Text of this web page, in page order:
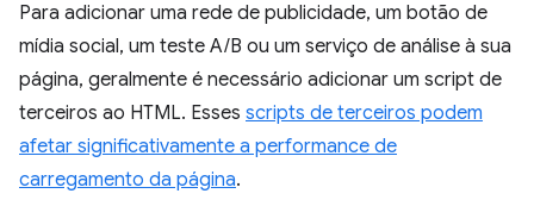
Para adicionar uma rede de publicidade, um botão de
mídia social, um teste A/B ou um serviço de análise à sua
página, geralmente é necessário adicionar um script de
terceiros ao HTML. Esses scripts de terceiros podem
afetar significativamente a performance de
carregamento da página.